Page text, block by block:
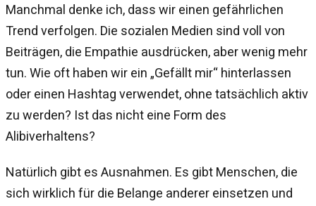
Manchmal denke ich, dass wir einen gefährlichen
Trend verfolgen. Die sozialen Medien sind voll von
Beiträgen, die Empathie ausdrücken, aber wenig mehr
tun. Wie oft haben wir ein „Gefällt mir“ hinterlassen
oder einen Hashtag verwendet, ohne tatsächlich aktiv
zu werden? Ist das nicht eine Form des
Alibiverhaltens?
Natürlich gibt es Ausnahmen. Es gibt Menschen, die
sich wirklich für die Belange anderer einsetzen und